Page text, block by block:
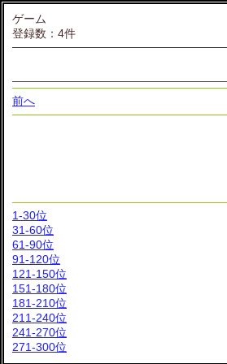
ゲーム
登録数：4件
前へ
1-30位
31-60位
61-90位
91-120位
121-150位
151-180位
181-210位
211-240位
241-270位
271-300位